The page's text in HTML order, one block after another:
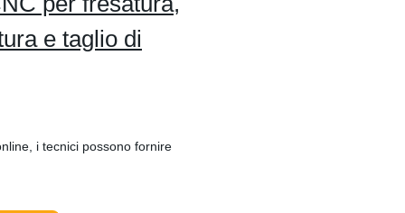
e taglio di
i tecnici possono fornire